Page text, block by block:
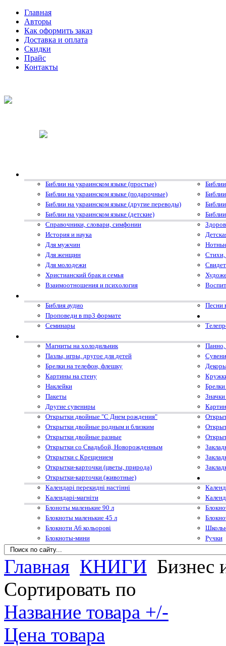
Главная
Авторы
Как оформить заказ
Доставка и оплата
Скидки
Прайс
Контакты
Библии на украинском языке (простые)
Библии на украинском языке (подарочные)
Библии на украинском языке (другие переводы)
Библии на украинском языке (детские)
Справочники, словари, симфонии
История и наука
Для мужчин
Для женщин
Стихи,
Для молодежи
Христианский брак и семья
Взаимоотношения и психология
Библия аудио
Песни
Проповеди в mp3 формате
Семинары
Магниты на холодильник
Панно,
Пазлы, игры, другое для детей
Брелки на телефон, флешку
Картины на стену
Наклейки
Пакеты
Другие сувениры
Открытки двойные "С Днем рождения"
Открытки двойные родным и близким
Открытки двойные разные
Открытки со Свадьбой, Новорожденным
Открытки с Крещением
Открытки-карточки (цветы, природа)
Открытки-карточки (животные)
Календарі перекидні настінні
Календарі-магніти
Блоноты маленькие 90 л
Блокноты маленькие 45 л
Блокноти А6 кольорові
Блокноты-мини
Ручки
Главная КНИГИ Бизнес
Сортировать по
Название товара +/-
Цена товара